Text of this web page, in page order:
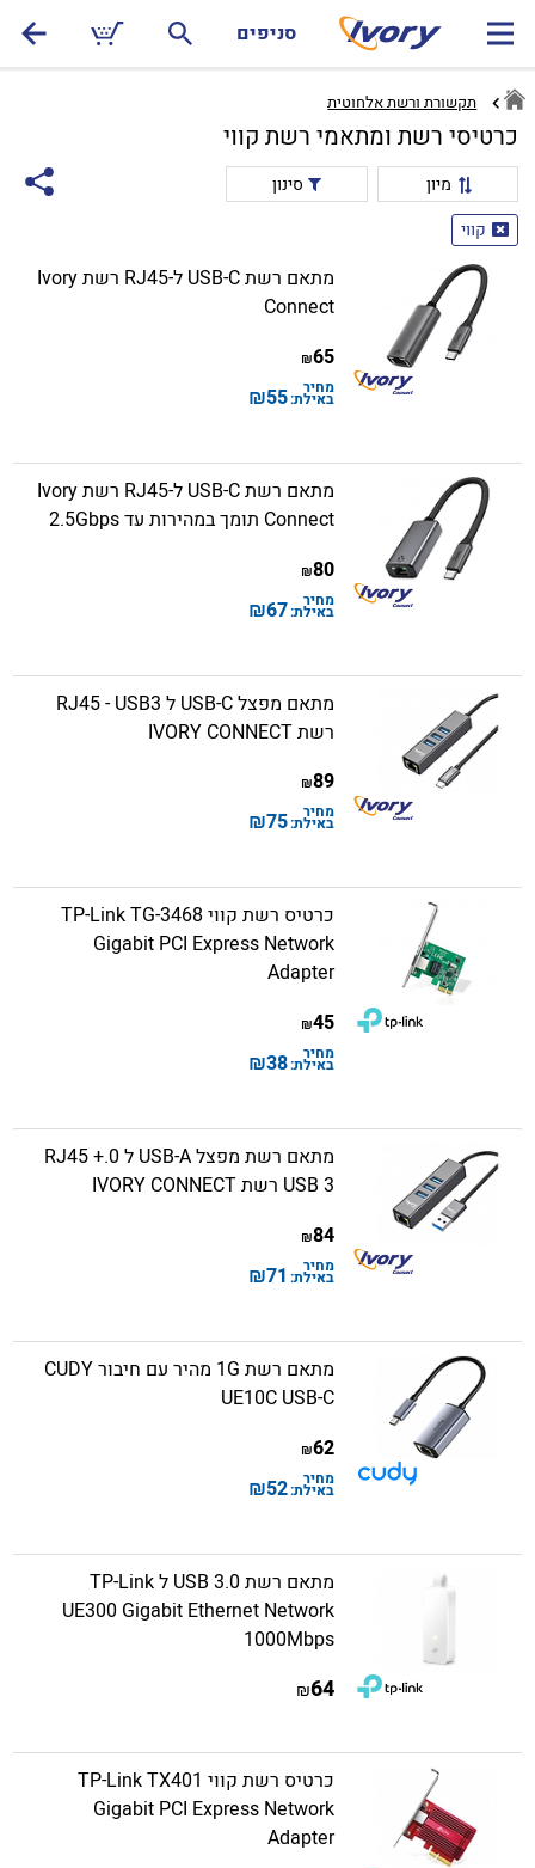
סניפים
תקשורת ורשת אלחוטית
כרטיסי רשת ומתאמי רשת קווי
מיון
סינון
קווי
מתאם רשת USB-C ל-RJ45 רשת Ivory
Connect
65
₪
מחיר
באילת:55
₪
מתאם רשת USB-C ל-RJ45 רשת Ivory
Connect תומך במהירות עד 2.5Gbps
80
₪
מחיר
באילת:67
₪
מתאם מפצל USB-C ל RJ45 - USB3
רשת IVORY CONNECT
89
₪
מחיר
באילת:75
₪
כרטיס רשת קווי TP-Link TG-3468
Gigabit PCI Express Network
Adapter
45
₪
מחיר
באילת:38
₪
מתאם רשת מפצל USB-A ל 0.RJ45 +
USB 3 רשת IVORY CONNECT
84
₪
מחיר
באילת: 71
₪
מתאם רשת 1G מהיר עם חיבור CUDY
UE10C USB-C
62
₪
מחיר
באילת:52
₪
מתאם רשת USB 3.0 ל TP-Link
UE300 Gigabit Ethernet Network
1000Mbps
64
₪
כרטיס רשת קווי TP-Link TX401
Gigabit PCI Express Network
Adapter